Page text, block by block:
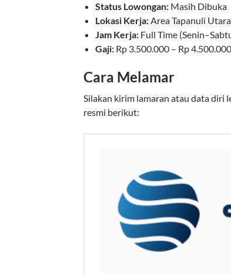
Status Lowongan: Masih Dibuka
Lokasi Kerja:Area Tapanuli
Jam Kerja: Full Time
Gaji: Rp 3.500.000 – Rp
Cara Melamar
Silakan kirim lamaran atau data diri
resmi berikut: